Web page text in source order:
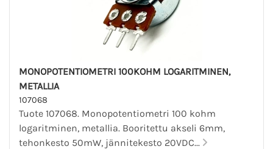
MONOPOTENTIOMETRI 100KOHM LOGARITMINEN,
METALLIA
107068
Tuote 107068. Monopotentiometri 100 kohm
logaritminen, metallia. Booritettu akseli 6mm,
tehonkesto 50mW, jännitekesto 20VDC...